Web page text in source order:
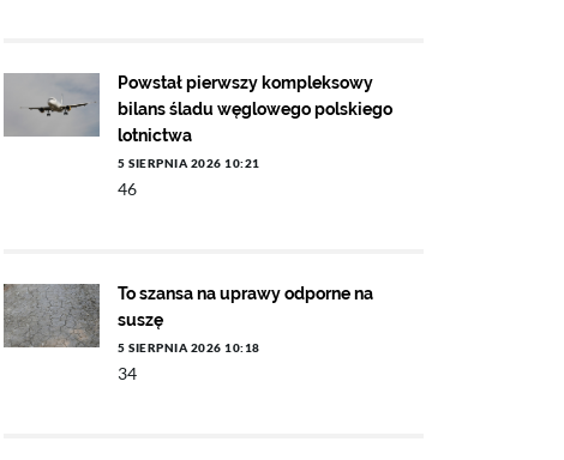
Powstał pierwszy kompleksowy
bilans śladu węglowego polskiego
lotnictwa
5 SIERPNIA 2026 10:21
46
To szansa na uprawy odporne na
suszę
5 SIERPNIA 2026 10:18
34